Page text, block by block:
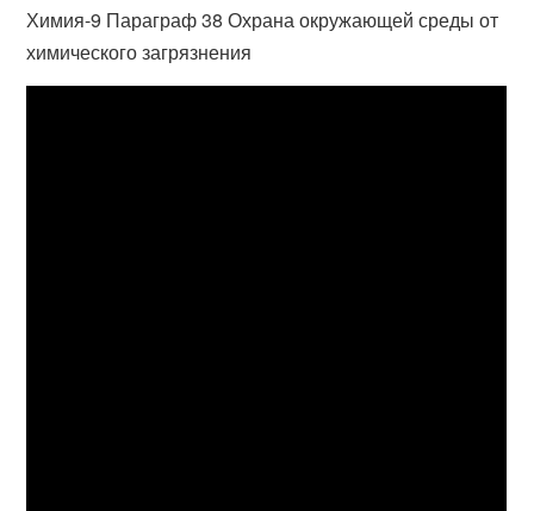
Химия-9 Параграф 38 Охрана окружающей среды от
химического загрязнения